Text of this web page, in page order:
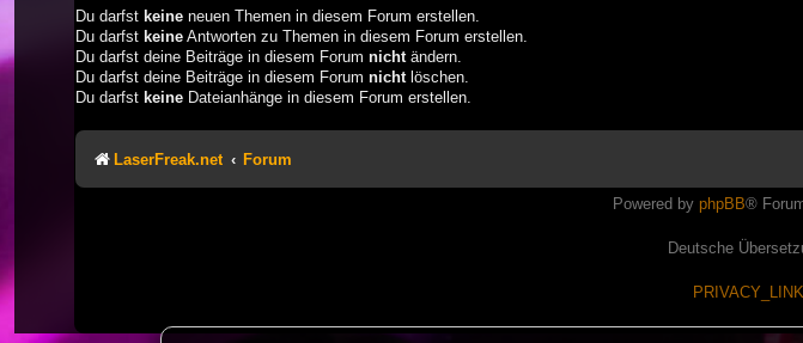
Du darfst keine neuen Themen in diesem Forum erstellen.
Du darfst keine Antworten zu Themen in diesem Forum erstellen.
Du darfst deine Beiträge in diesem Forum nicht ändern.
Du darfst deine Beiträge in diesem Forum nicht löschen.
Du darfst keine Dateianhänge in diesem Forum erstellen.
LaserFreak.net Forum
Powered by phpBB®
Deutsche
PRIVACY_LINK